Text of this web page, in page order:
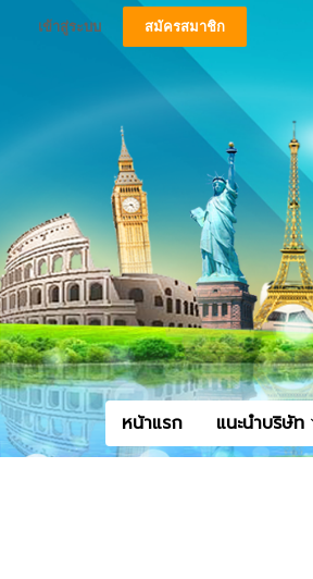
เข้าสู่ระบบ สมัครสมาชิก
หน้าแรก แนะนำบริษัท